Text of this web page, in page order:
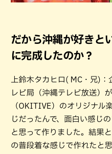
だから沖縄が好きと
に完成したのか？
上鈴木タカヒロ( MC・兄)
レビ局（沖縄テレビ放送）
（OKITIVE）のオリジナル
じだったんで、面白い感じ
と思って作りました。結果
の普段着な感じで作れたと思